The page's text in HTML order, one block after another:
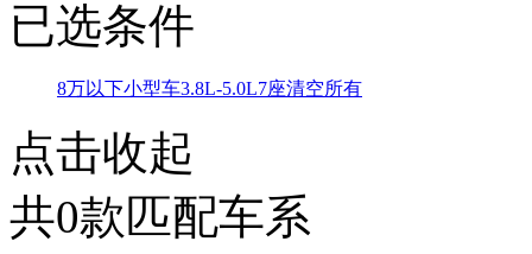
已选条件
8万以下小型车3.8L-5.0L7座清空所有
点击收起
共0款匹配车系